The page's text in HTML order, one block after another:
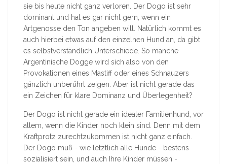
sie bis heute nicht ganz verloren. Der Dogo ist sehr
dominant und hat es gar nicht gern, wenn ein
Artgenosse den Ton angeben will. Natürlich kommt es
auch hierbei etwas auf den einzelnen Hund an, da gibt
es selbstverständlich Unterschiede. So manche
Argentinische Dogge wird sich also von den
Provokationen eines Mastiff oder eines Schnauzers
gänzlich unberührt zeigen. Aber ist nicht gerade das
ein Zeichen für klare Dominanz und Überlegenheit?
Der Dogo ist nicht gerade ein idealer Familienhund, vor
allem, wenn die Kinder noch klein sind. Denn mit dem
Kraftprotz zurechtzukommen ist nicht ganz einfach.
Der Dogo muß - wie letztlich alle Hunde - bestens
sozialisiert sein, und auch Ihre Kinder müssen -